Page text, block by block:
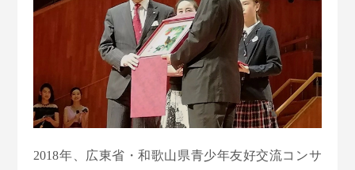
2018年、広東省・和歌山県青少年友好交流コンサ